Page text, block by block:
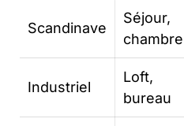
Scandinave
Séjour,
chambre
Industriel
Loft,
bureau